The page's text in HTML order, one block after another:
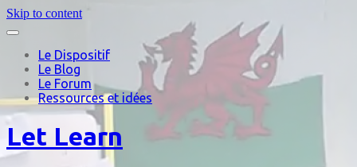
Skip to content
Le Dispositif
Le Blog
Le Forum
Ressources et idées
Let Learn